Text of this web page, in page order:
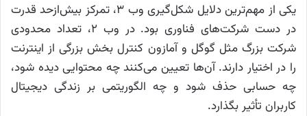
یکی از مهم‌ترین دلایل شکل‌گیری وب ۳، تمرکز بیش‌ازحد قدرت
در دست شرکت‌های فناوری بود. در وب ۲، تعداد محدودی
شرکت بزرگ مثل گوگل و آمازون کنترل بخش بزرگی از اینترنت
را در اختیار دارند. آن‌ها تعیین می‌کنند چه محتوایی دیده شود،
چه حسابی حذف شود و چه الگوریتمی بر زندگی دیجیتال
کاربران تأثیر بگذارد.